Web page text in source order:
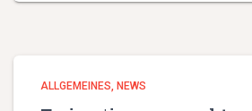
ALLGEMEINES NEWS